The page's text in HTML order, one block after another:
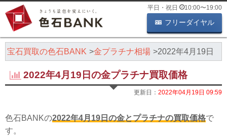
平日・祝日 10:00〜19:00
フリーダイヤル
宝石買取の色石BANK 金プラチナ相場 2022年4月19日
2022年4月19日の金プラチナ買取価格
更新日： 2022年04月19日 09:59
色石BANKの2022年4月19日の金とプラチナの買取価格で
す。